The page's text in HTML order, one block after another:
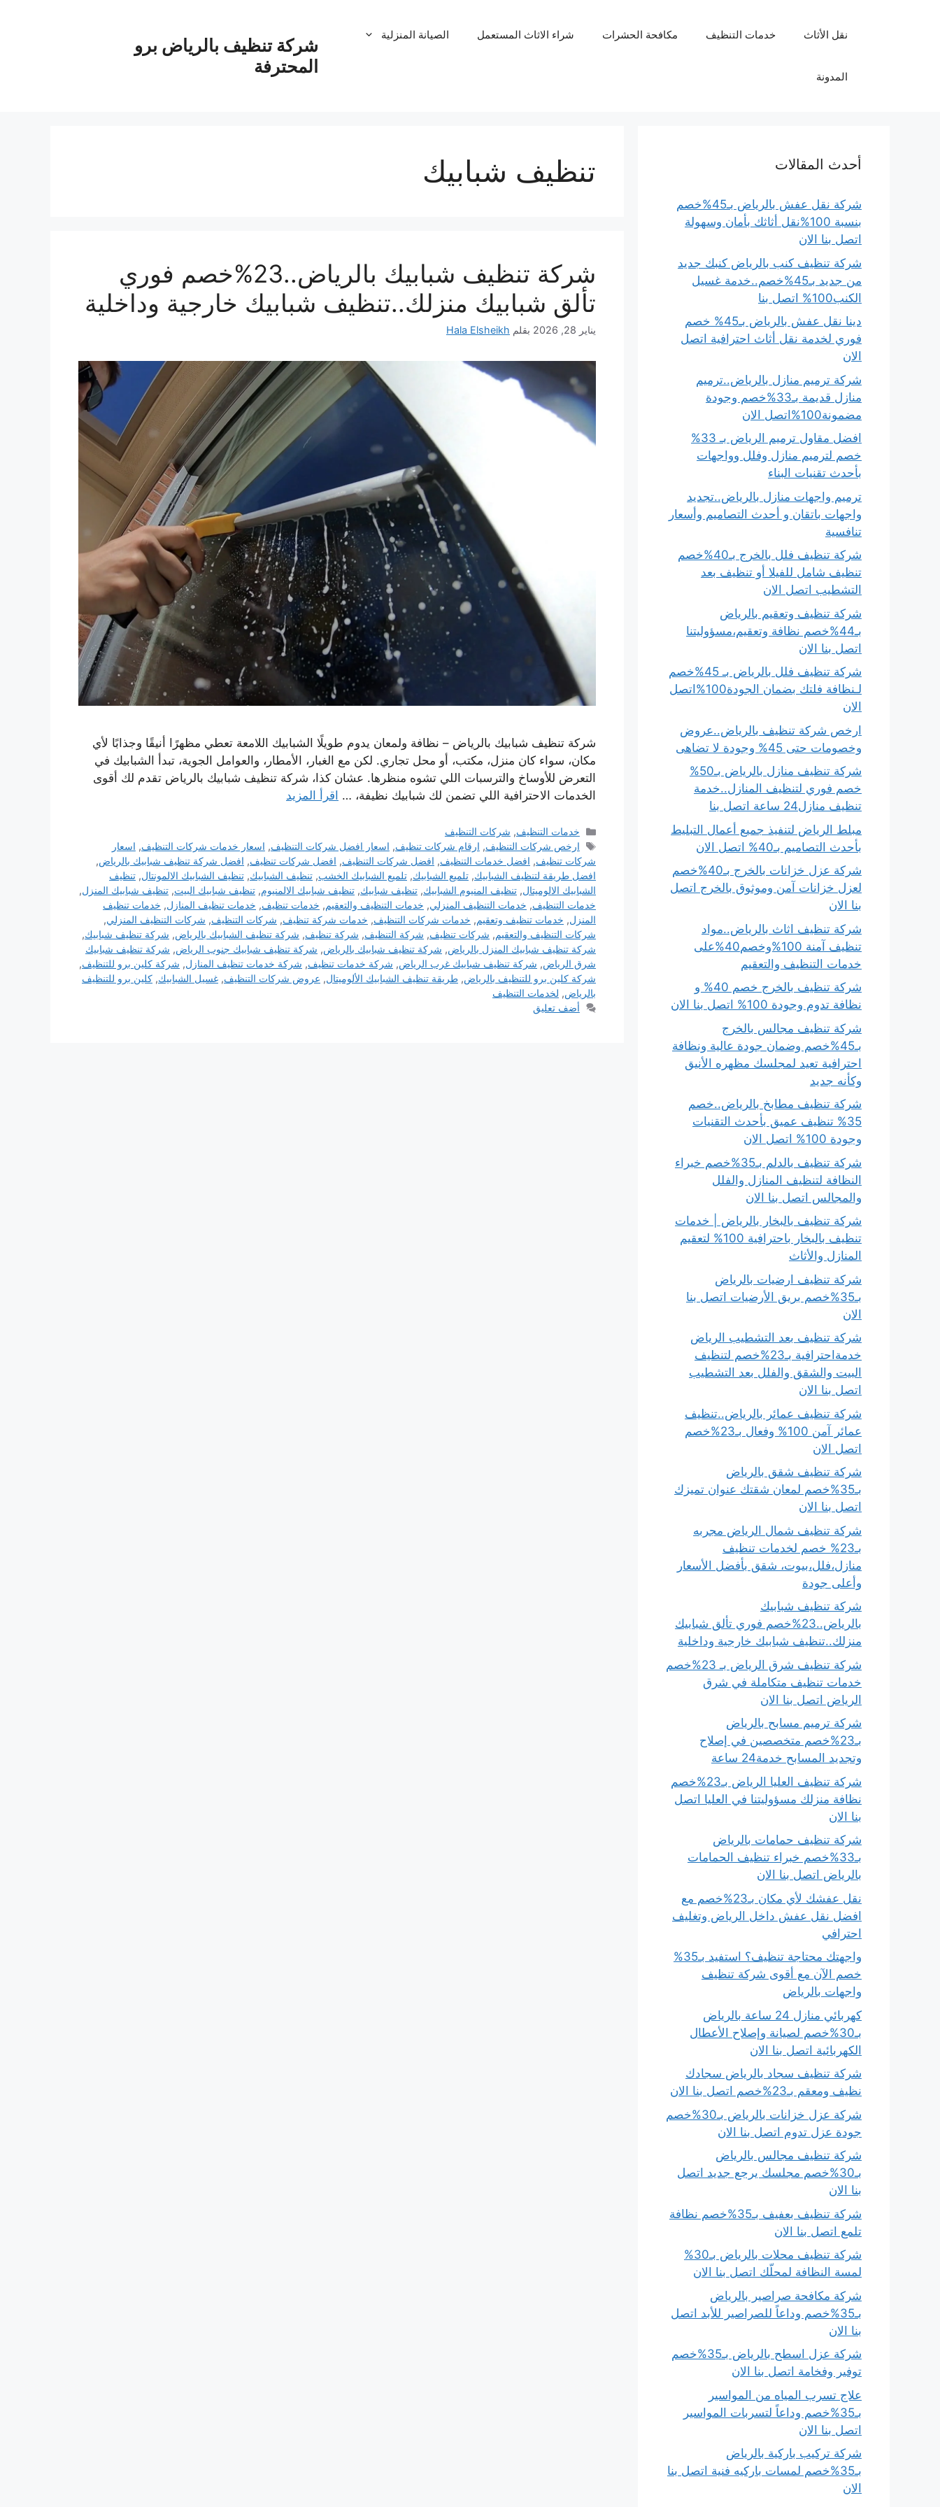
شركة تنظيف بالرياض برو
المحترفة
نقل الأثاث خدمات التنظيف مكافحة الحشرات شراء الاثاث المستعمل الصيانة المنزلية
المدونة
تنظيف شبابيك
شركة تنظيف شبابيك بالرياض..23%خصم فوري
تألق شبابيك منزلك..تنظيف شبابيك خارجية وداخلية
يناير 28, 2026 بقلم Hala Elsheikh
شركة تنظيف شبابيك بالرياض – نظافة ولمعان يدوم طويلًا الشبابيك اللامعة تعطي مظهرًا أنيقًا وجذابًا لأي
مكان، سواء كان منزل، مكتب، أو محل تجاري. لكن مع الغبار، الأمطار، والعوامل الجوية، تبدأ الشبابيك في
التعرض للأوساخ والترسبات اللي تشوه منظرها. عشان كذا، شركة تنظيف شبابيك بالرياض تقدم لك أقوى
الخدمات الاحترافية اللي تضمن لك شبابيك نظيفة، … اقرأ المزيد
التصنيفات
خدمات التنظيف, شركات التنظيف
الوسوم
ارخص شركات التنظيف, ارقام شركات تنظيف, اسعار افضل شركات التنظيف, اسعار خدمات شركات التنظيف, اسعار
شركات تنظيف, افضل خدمات التنظيف, افضل شركات التنظيف, افضل شركات تنظيف, افضل شركة تنظيف شبابيك بالرياض,
افضل طريقة لتنظيف الشبابيك, تلميع الشبابيك, تلميع الشبابيك الخشب, تنظيف الشبابيك, تنظيف الشبابيك الالمونتال, تنظيف
الشبابيك الالوميتال, تنظيف المنيوم الشبابيك, تنظيف شبابيك, تنظيف شبابيك الالمنيوم, تنظيف شبابيك البيت, تنظيف شبابيك المنزل,
خدمات التنظيف, خدمات التنظيف المنزلي, خدمات التنظيف والتعقيم, خدمات تنظيف, خدمات تنظيف المنازل, خدمات تنظيف
المنزل, خدمات تنظيف وتعقيم, خدمات شركات التنظيف, خدمات شركة تنظيف, شركات التنظيف, شركات التنظيف المنزلي,
شركات التنظيف والتعقيم, شركات تنظيف, شركة التنظيف, شركة تنظيف, شركة تنظيف الشبابيك بالرياض, شركة تنظيف شبابيك,
شركة تنظيف شبابيك المنزل بالرياض, شركة تنظيف شبابيك بالرياض, شركة تنظيف شبابيك جنوب الرياض, شركة تنظيف شبابيك
شرق الرياض, شركة تنظيف شبابيك غرب الرياض, شركة خدمات تنظيف, شركة خدمات تنظيف المنازل, شركة كلين برو للتنظيف,
شركة كلين برو للتنظيف بالرياض, طريقة تنظيف الشبابيك الألوميتال, عروض شركات التنظيف, غسيل الشبابيك, كلين برو للتنظيف
بالرياض, لخدمات التنظيف
أضف تعليق
أحدث المقالات
شركة نقل عفش بالرياض بـ45%خصم
بنسبة 100%نقل أثاثك بأمان وسهولة
اتصل بنا الان
شركة تنظيف كنب بالرياض كنبك جديد
من جديد بـ45%خصم..خدمة غسيل
الكنب100% اتصل بنا
دينا نقل عفش بالرياض بـ45% خصم
فوري لخدمة نقل أثاث احترافية اتصل
الان
شركة ترميم منازل بالرياض..ترميم
منازل قديمة بـ33%خصم وجودة
مضمونة100%اتصل الان
افضل مقاول ترميم الرياض بـ 33%
خصم لترميم منازل وفلل وواجهات
بأحدث تقنيات البناء
ترميم واجهات منازل بالرياض..تجديد
واجهات باتقان و أحدث التصاميم وأسعار
تنافسية
شركة تنظيف فلل بالخرج بـ40%خصم
تنظيف شامل للفيلا أو تنظيف بعد
التشطيب اتصل الان
شركة تنظيف وتعقيم بالرياض
بـ44%خصم نظافة وتعقيم،مسؤوليتنا
اتصل بنا الان
شركة تنظيف فلل بالرياض بـ 45%خصم
لـنظافة فلتك بضمان الجودة100%اتصل
الان
ارخص شركة تنظيف بالرياض..عروض
وخصومات حتى 45% وجودة لا تضاهى
شركة تنظيف منازل بالرياض بـ50%
خصم فوري لتنظيف المنازل..خدمة
تنظيف منازل24 ساعة اتصل بنا
مبلط الرياض لتنفيذ جميع أعمال التبليط
بأحدث التصاميم بـ40% اتصل الان
شركة عزل خزانات بالخرج بـ40%خصم
لعزل خزانات آمن وموثوق بالخرج اتصل
بنا الان
شركة تنظيف اثاث بالرياض..مواد
تنظيف آمنة 100%وخصم40%على
خدمات التنظيف والتعقيم
شركة تنظيف بالخرج خصم 40% و
نظافة تدوم وجودة 100% اتصل بنا الان
شركة تنظيف مجالس بالخرج
بـ45%خصم وضمان جودة عالية ونظافة
احترافية تعيد لمجلسك مظهره الأنيق
وكأنه جديد
شركة تنظيف مطابخ بالرياض..خصم
35% تنظيف عميق بأحدث التقنيات
وجودة 100% اتصل الان
شركة تنظيف بالدلم بـ35%خصم خبراء
النظافة لتنظيف المنازل والفلل
والمجالس اتصل بنا الان
شركة تنظيف بالبخار بالرياض | خدمات
تنظيف بالبخار باحترافية 100% لتعقيم
المنازل والأثاث
شركة تنظيف ارضيات بالرياض
بـ35%خصم بريق الأرضيات اتصل بنا
الان
شركة تنظيف بعد التشطيب الرياض
خدمةاحترافية بـ23%خصم لتنظيف
البيت والشقق والفلل بعد التشطيب
اتصل بنا الان
شركة تنظيف عمائر بالرياض..تنظيف
عمائر آمن 100% وفعال بـ23%خصم
اتصل الان
شركة تنظيف شقق بالرياض
بـ35%خصم لمعان شقتك عنوان تميزك
اتصل بنا الان
شركة تنظيف شمال الرياض مجربه
بـ23% خصم لخدمات تنظيف
منازل،فلل،بيوت، شقق بأفضل الأسعار
وأعلى جودة
شركة تنظيف شبابيك
بالرياض..23%خصم فوري تألق شبابيك
منزلك..تنظيف شبابيك خارجية وداخلية
شركة تنظيف شرق الرياض بـ 23%خصم
خدمات تنظيف متكاملة في شرق
الرياض اتصل بنا الان
شركة ترميم مسابح بالرياض
بـ23%خصم متخصصين في إصلاح
وتجديد المسابح خدمة24 ساعة
شركة تنظيف العليا الرياض بـ23%خصم
نظافة منزلك مسؤوليتنا في العليا اتصل
بنا الان
شركة تنظيف حمامات بالرياض
بـ33%خصم خبراء تنظيف الحمامات
بالرياض اتصل بنا الان
نقل عفشك لأي مكان بـ23%خصم مع
افضل نقل عفش داخل الرياض وتغليف
احترافي
واجهتك محتاجة تنظيف؟ استفيد بـ35%
خصم الآن مع أقوى شركة تنظيف
واجهات بالرياض
كهربائي منازل 24 ساعة بالرياض
بـ30%خصم لصيانة وإصلاح الأعطال
الكهربائية اتصل بنا الان
شركة تنظيف سجاد بالرياض سجادك
نظيف ومعقم بـ23%خصم اتصل بنا الان
شركة عزل خزانات بالرياض بـ30%خصم
جودة عزل تدوم اتصل بنا الان
شركة تنظيف مجالس بالرياض
بـ30%خصم مجلسك يرجع جديد اتصل
بنا الان
شركة تنظيف بعفيف بـ35%خصم نظافة
تلمع اتصل بنا الان
شركة تنظيف محلات بالرياض بـ30%
لمسة النظافة لمحلّك اتصل بنا الان
شركة مكافحة صراصير بالرياض
بـ35%خصم وداعاً للصراصير للأبد اتصل
بنا الان
شركة عزل اسطح بالرياض بـ35%خصم
توفير وفخامة اتصل بنا الان
علاج تسرب المياه من المواسير
بـ35%خصم وداعاً لتسربات المواسير
اتصل بنا الان
شركة تركيب باركية بالرياض
بـ35%خصم لمسات باركيه فنية اتصل بنا
الان